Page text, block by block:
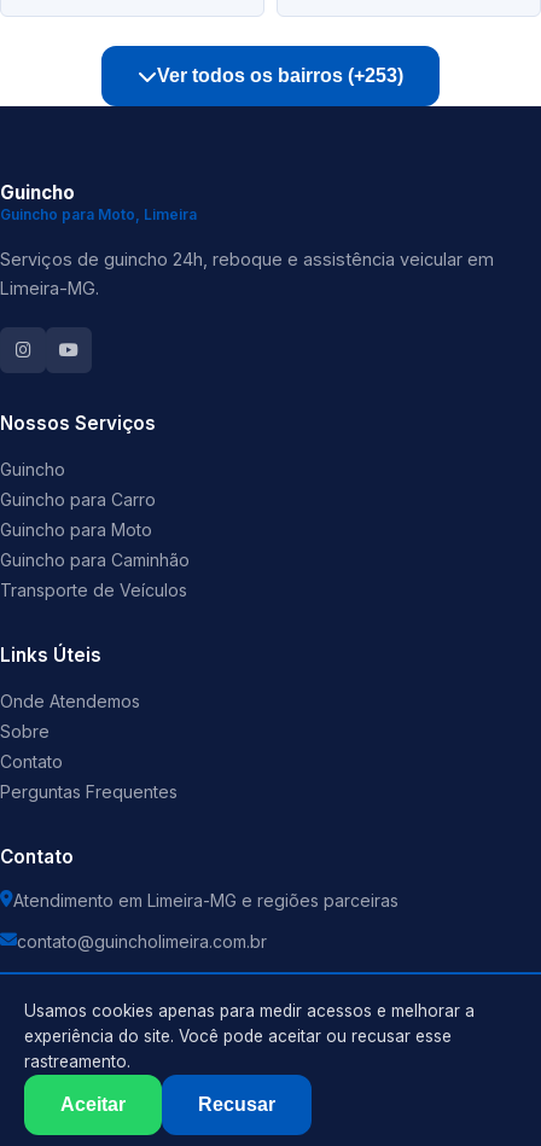
Ver todos os bairros (+253)
Guincho
Guincho para Moto, Limeira
Serviços de guincho 24h, reboque e assistência veicular em
Limeira-MG.
Nossos Serviços
Guincho
Guincho para Carro
Guincho para Moto
Guincho para Caminhão
Transporte de Veículos
Links Úteis
Onde Atendemos
Sobre
Contato
Perguntas Frequentes
Contato
Atendimento em Limeira-MG e regiões parceiras
contato@guincholimeira.com.br
Guincho . Todos os direitos reservados.
Usamos cookies apenas para medir acessos e melhorar a
experiência do site. Você pode aceitar ou recusar esse
rastreamento.
Aceitar Recusar